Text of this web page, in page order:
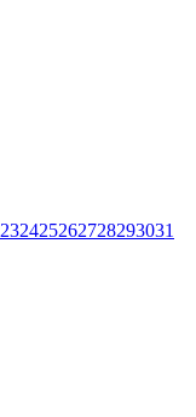
232425262728293031